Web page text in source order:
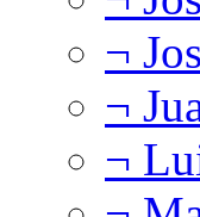
¬
¬
¬